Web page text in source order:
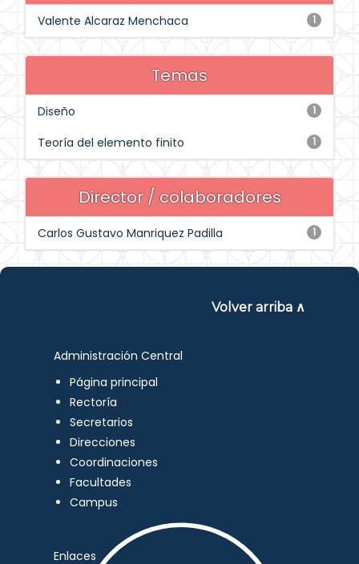
1
Valente Alcaraz Menchaca
Temas
1
Diseño
1
Teoría del elemento finito
Director / colaboradores
1
Carlos Gustavo Manriquez Padilla
Volver arriba ∧
Administración Central
Página principal
Rectoría
Secretarios
Direcciones
Coordinaciones
Facultades
Campus
Enlaces